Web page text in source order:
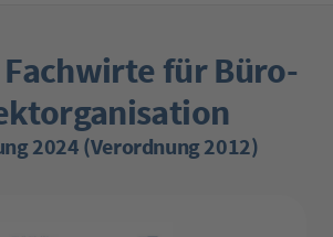
für Büro-
2024 (Verordnung 2012)